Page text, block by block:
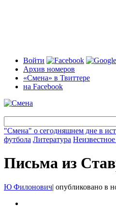
Войти
Архив номеров
«Смена» в Твиттере
на Facebook
"Смена" о сегодняшнем дне в
футбола Литература
Письма из
Ю Филонович| опубликовано в